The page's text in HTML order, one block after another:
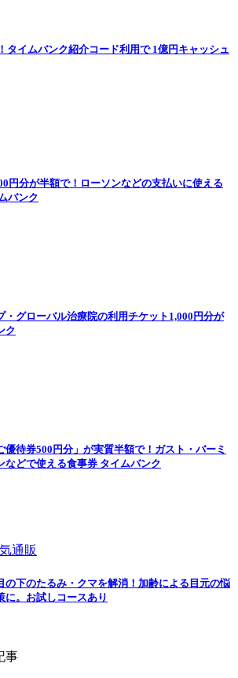
タイムバンク紹介コード利用で 1億円キャッシュ
円分が半額で！ローソンなどの支払いに使える
バンク
・グローバル治療院の利用チケット1,000円分が
ク
優待券500円分」が実質半額で！ガスト・バーミ
などで使える食事券 タイムバンク
通販
の下のたるみ・クマを解消！加齢による目元の悩
に。お試しコースあり
事